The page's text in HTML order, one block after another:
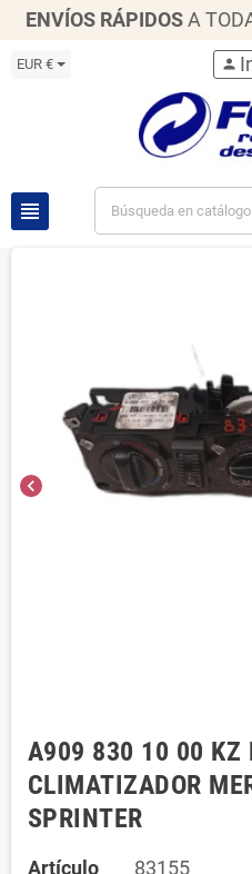
ENVÍOS RÁPIDOS A
EUR €
view_headline
person
chevron_left
A909 830 10 00 KZ
CLIMATIZADOR
SPRINTER
Artículo 83155